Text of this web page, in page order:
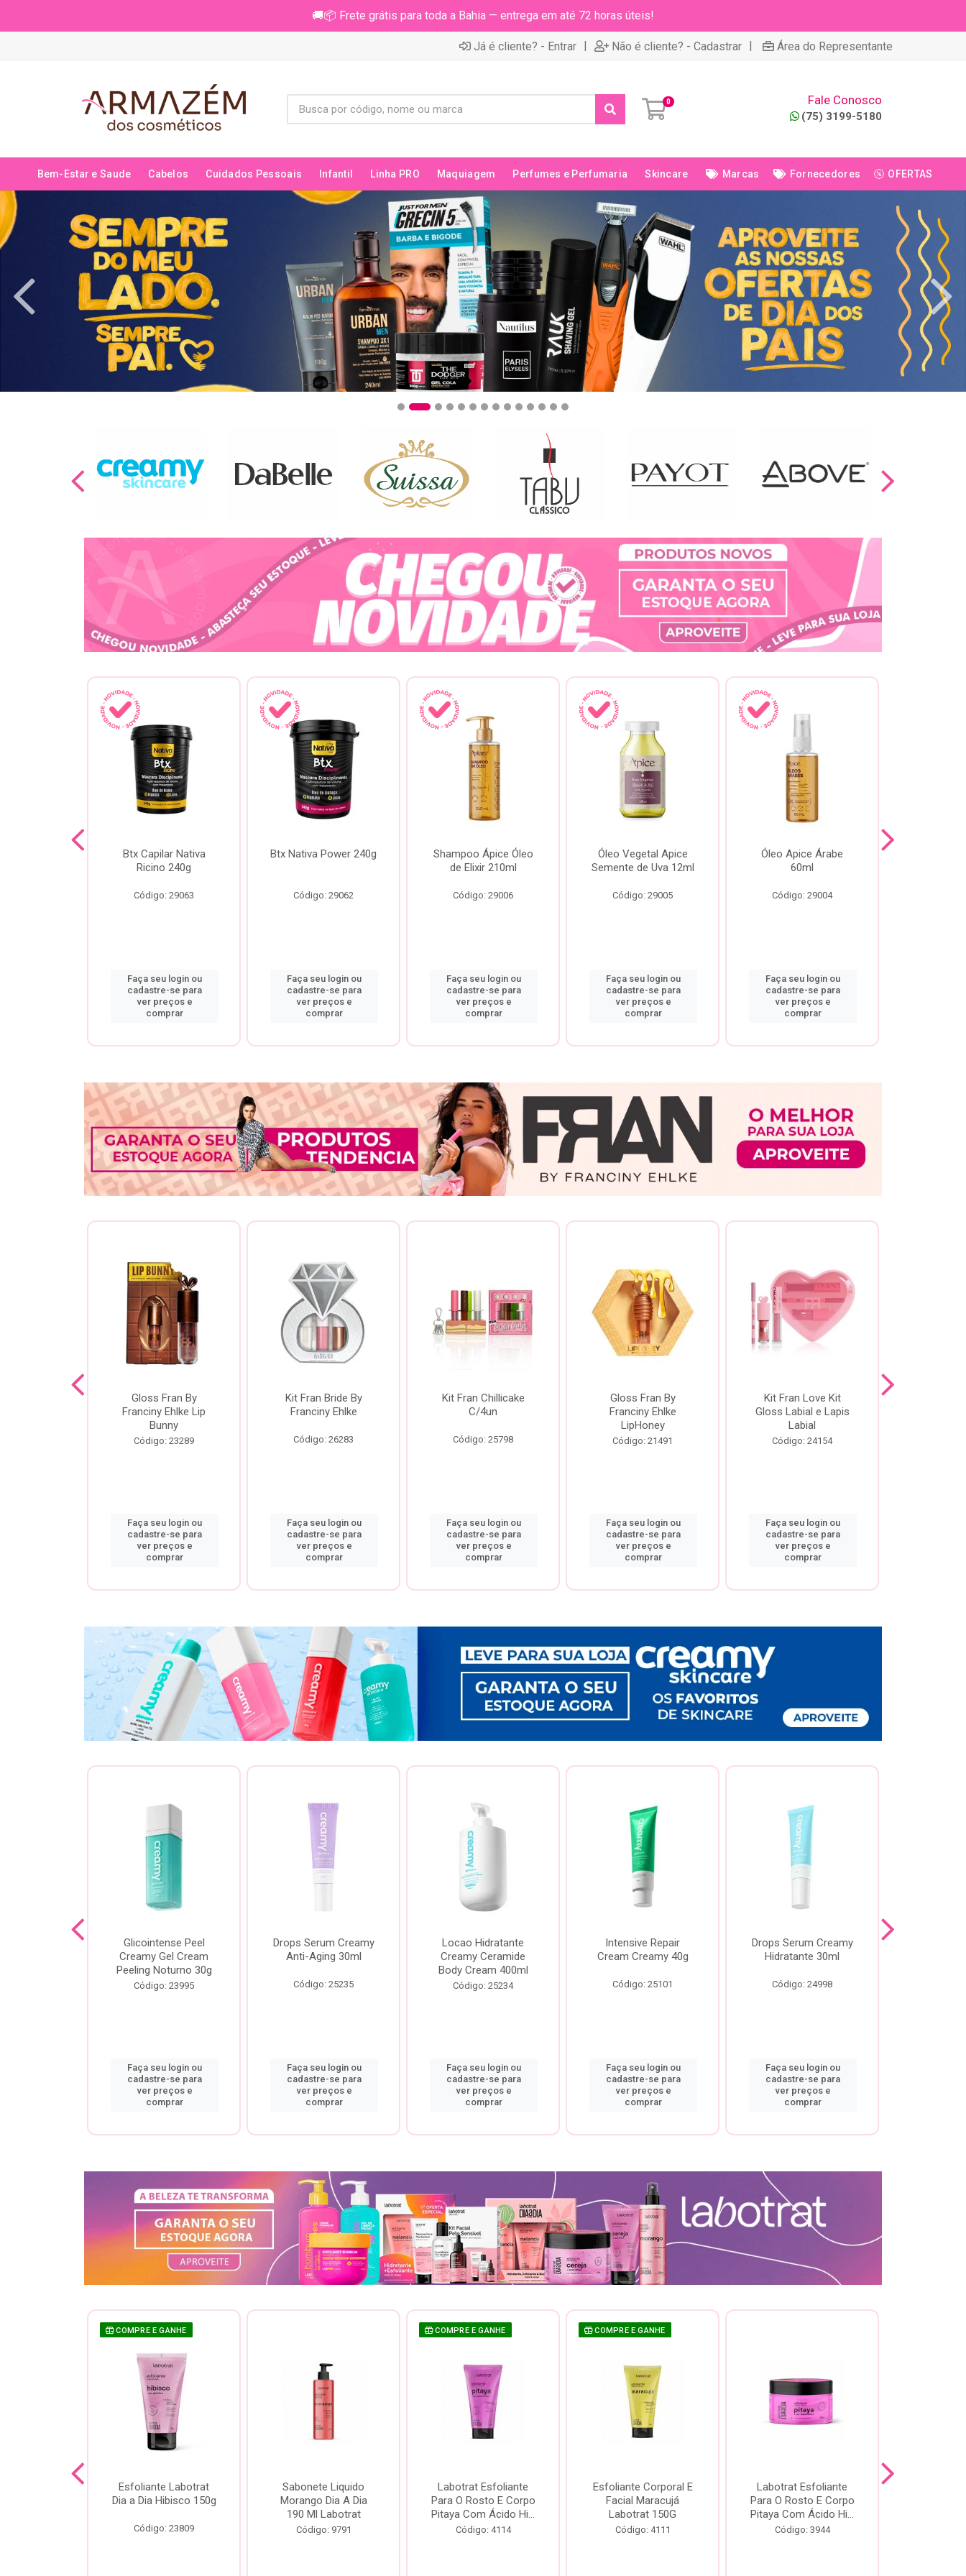
🚚📦 Frete grátis para toda a Bahia — entrega em até 72 horas úteis!
Já é cliente? - Entrar | Não é cliente? - Cadastrar | Área do Representante
0 Fale Conosco
(75) 3199-5180
Bem-Estar e Saude Cabelos Cuidados Pessoais Infantil Linha PRO Maquiagem Perfumes e Perfumaria Skincare Marcas Fornecedores OFERTAS
Btx Capilar Nativa
Ricino 240g
Código: 29063
Faça seu login ou
cadastre-se para
ver preços e
comprar
Btx Nativa Power 240g
Código: 29062
Faça seu login ou
cadastre-se para
ver preços e
comprar
Shampoo Ápice Óleo
de Elixir 210ml
Código: 29006
Faça seu login ou
cadastre-se para
ver preços e
comprar
Óleo Vegetal Apice
Semente de Uva 12ml
Código: 29005
Faça seu login ou
cadastre-se para
ver preços e
comprar
Óleo Apice Árabe
60ml
Código: 29004
Faça seu login ou
cadastre-se para
ver preços e
comprar
Gloss Fran By
Franciny Ehlke Lip
Bunny
Código: 23289
Faça seu login ou
cadastre-se para
ver preços e
comprar
Kit Fran Bride By
Franciny Ehlke
Código: 26283
Faça seu login ou
cadastre-se para
ver preços e
comprar
Kit Fran Chillicake
C/4un
Código: 25798
Faça seu login ou
cadastre-se para
ver preços e
comprar
Gloss Fran By
Franciny Ehlke
LipHoney
Código: 21491
Faça seu login ou
cadastre-se para
ver preços e
comprar
Kit Fran Love Kit
Gloss Labial e Lapis
Labial
Código: 24154
Faça seu login ou
cadastre-se para
ver preços e
comprar
Glicointense Peel
Creamy Gel Cream
Peeling Noturno 30g
Código: 23995
Faça seu login ou
cadastre-se para
ver preços e
comprar
Drops Serum Creamy
Anti-Aging 30ml
Código: 25235
Faça seu login ou
cadastre-se para
ver preços e
comprar
Locao Hidratante
Creamy Ceramide
Body Cream 400ml
Código: 25234
Faça seu login ou
cadastre-se para
ver preços e
comprar
Intensive Repair
Cream Creamy 40g
Código: 25101
Faça seu login ou
cadastre-se para
ver preços e
comprar
Drops Serum Creamy
Hidratante 30ml
Código: 24998
Faça seu login ou
cadastre-se para
ver preços e
comprar
COMPRE E GANHE
Esfoliante Labotrat
Dia a Dia Hibisco 150g
Código: 23809
Sabonete Liquido
Morango Dia A Dia
190 Ml Labotrat
Código: 9791
COMPRE E GANHE
Labotrat Esfoliante
Para O Rosto E Corpo
Pitaya Com Ácido Hi...
Código: 4114
COMPRE E GANHE
Esfoliante Corporal E
Facial Maracujá
Labotrat 150G
Código: 4111
Labotrat Esfoliante
Para O Rosto E Corpo
Pitaya Com Ácido Hi...
Código: 3944